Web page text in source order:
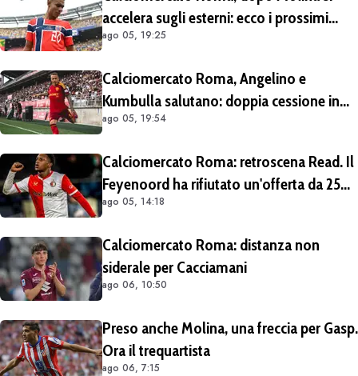
accelera sugli esterni: ecco i prossimi
obiettivi
ago 05, 19:25
Calciomercato Roma, Angelino e
Kumbulla salutano: doppia cessione in
Spagna
ago 05, 19:54
Calciomercato Roma: retroscena Read. Il
Feyenoord ha rifiutato un'offerta da 25
milioni di euro più 4 di bonus
ago 05, 14:18
Calciomercato Roma: distanza non
siderale per Cacciamani
ago 06, 10:50
Preso anche Molina, una freccia per Gasp.
Ora il trequartista
ago 06, 7:15